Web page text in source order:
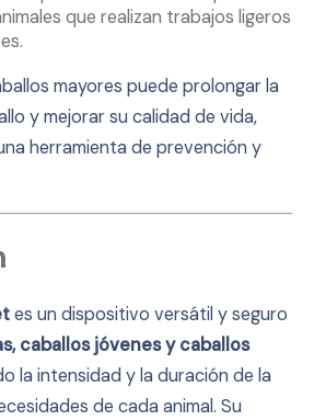
que realizan trabajos ligeros
mayores puede prolongar la
y mejorar su calidad de vida,
herramienta de prevención y
es un dispositivo versátil y seguro
caballos jóvenes y caballos
la intensidad y la duración de la
de cada animal. Su